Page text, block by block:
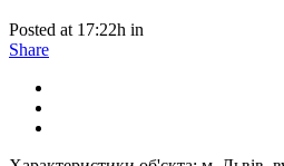
Posted at 17:22h in
Share